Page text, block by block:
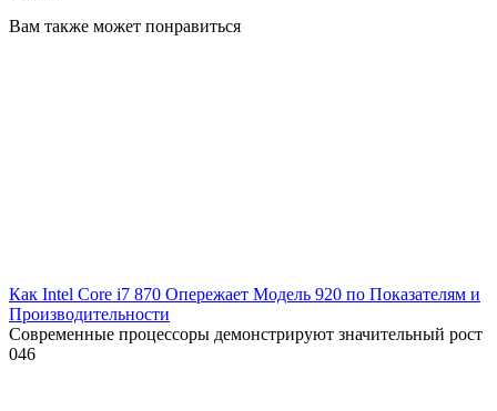
Вам также может понравиться
Как Intel Core i7 870 Опережает Модель 920 по Показателям и
Производительности
Современные процессоры демонстрируют значительный рост
046